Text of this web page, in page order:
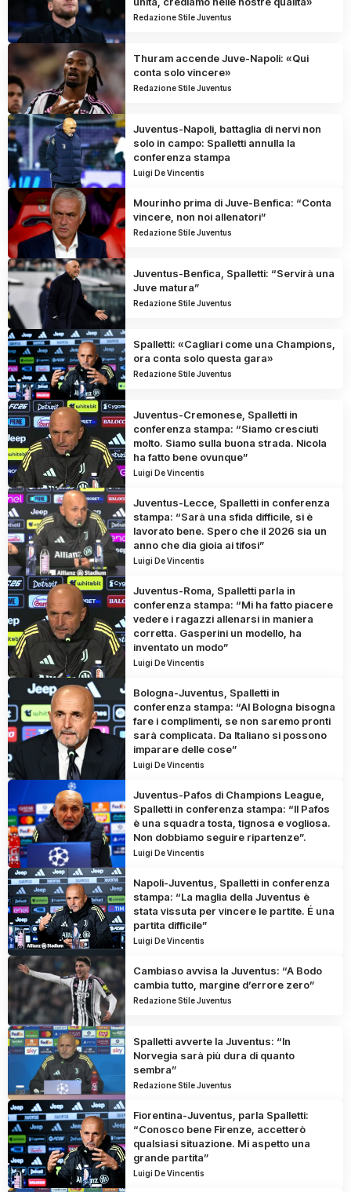
Redazione Stile Juventus
Thuram accende Juve-Napoli: «Qui
conta solo vincere»
Redazione Stile Juventus
Juventus-Napoli, battaglia di nervi non
solo in campo: Spalletti annulla la
conferenza stampa
Luigi De Vincentis
Mourinho prima di Juve-Benfica: “Conta
vincere, non noi allenatori”
Redazione Stile Juventus
Juventus-Benfica, Spalletti: “Servirà una
Juve matura”
Redazione Stile Juventus
Spalletti: «Cagliari come una Champions,
ora conta solo questa gara»
Redazione Stile Juventus
Juventus-Cremonese, Spalletti in
conferenza stampa: “Siamo cresciuti
molto. Siamo sulla buona strada. Nicola
ha fatto bene ovunque”
Luigi De Vincentis
Juventus-Lecce, Spalletti in conferenza
stampa: “Sarà una sfida difficile, si è
lavorato bene. Spero che il 2026 sia un
anno che dia gioia ai tifosi”
Luigi De Vincentis
Juventus-Roma, Spalletti parla in
conferenza stampa: “Mi ha fatto piacere
vedere i ragazzi allenarsi in maniera
corretta. Gasperini un modello, ha
inventato un modo”
Luigi De Vincentis
Bologna-Juventus, Spalletti in
conferenza stampa: “Al Bologna bisogna
fare i complimenti, se non saremo pronti
sarà complicata. Da Italiano si possono
imparare delle cose”
Luigi De Vincentis
Juventus-Pafos di Champions League,
Spalletti in conferenza stampa: “Il Pafos
è una squadra tosta, tignosa e vogliosa.
Non dobbiamo seguire ripartenze”.
Luigi De Vincentis
Napoli-Juventus, Spalletti in conferenza
stampa: “La maglia della Juventus è
stata vissuta per vincere le partite. É una
partita difficile”
Luigi De Vincentis
Cambiaso avvisa la Juventus: “A Bodo
cambia tutto, margine d’errore zero”
Redazione Stile Juventus
Spalletti avverte la Juventus: “In
Norvegia sarà più dura di quanto
sembra”
Redazione Stile Juventus
Fiorentina-Juventus, parla Spalletti:
“Conosco bene Firenze, accetterò
qualsiasi situazione. Mi aspetto una
grande partita”
Luigi De Vincentis